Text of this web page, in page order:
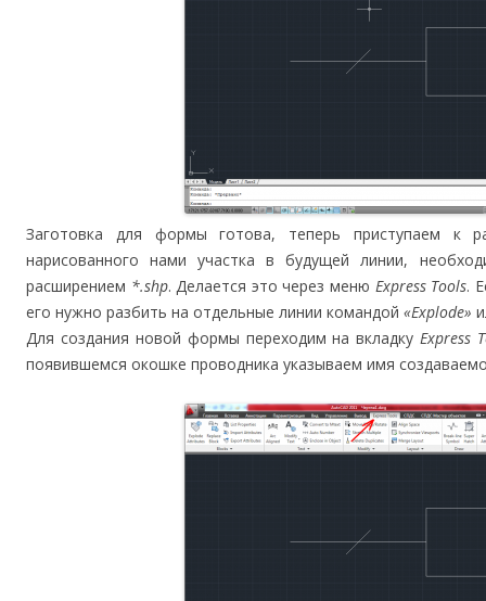
Заготовка для формы готова, теперь приступаем к
нарисованного нами участка в будущей линии,
расширением *.shp. Делается это через меню Express Tools.
его нужно разбить на отдельные линии командой «Explode»
Для создания новой формы переходим на вкладкуExpress
появившемся окошке проводника указываем имя